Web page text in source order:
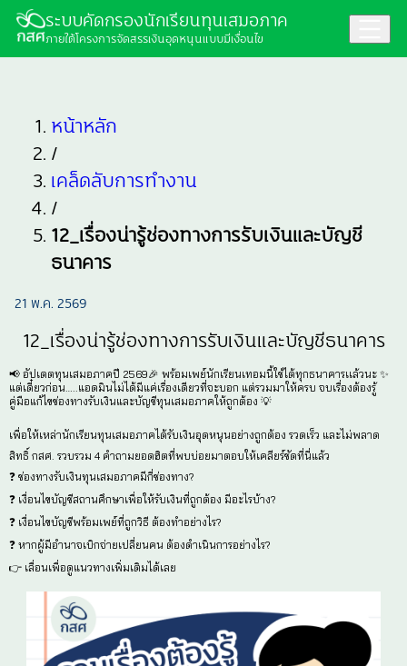
ระบบคัดกรองนักเรียนทุนเสมอภาค
ภายใต้โครงการจัดสรรเงินอุดหนุนแบบมีเงื่อนไข
หน้าหลัก
/
เคล็ดลับการทำงาน
/
12_เรื่องน่ารู้ช่องทางการรับเงินและบัญชี
ธนาคาร
21 พ.ค. 2569
12_เรื่องน่ารู้ช่องทางการรับเงิ
📢 อัปเดตทุนเสมอภาคปี 2569🎉 พร้อมเพย์นักเรียนเทอ
แต่เดี๋ยวก่อน…..แอดมินไม่ได้มีแค่เรื่องเดียวที่จะบอก แต่ร
คู่มือแก้ไขช่องทางรับเงินและบัญชีทุนเสมอภาคให้ถูกต้อง